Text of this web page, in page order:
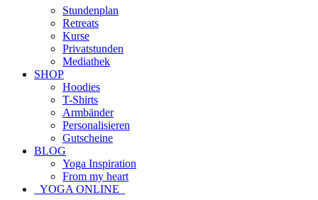
Stundenplan
Retreats
Kurse
Privatstunden
Mediathek
SHOP
Hoodies
T-Shirts
Armbänder
Personalisieren
Gutscheine
BLOG
Yoga Inspiration
From my heart
YOGA ONLINE